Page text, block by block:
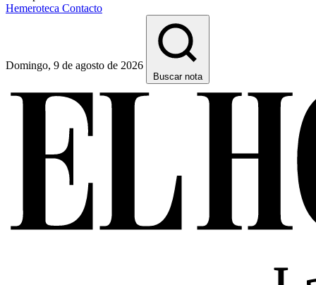
Hemeroteca Contacto
Domingo, 9 de agosto de 2026
Buscar nota